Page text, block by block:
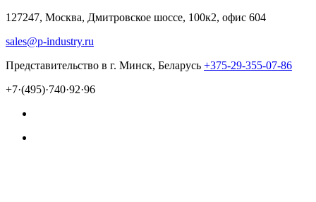
127247, Москва, Дмитровское шоссе, 100к2, офис 604
sales@p-industry.ru
Представительство в г. Минск, Беларусь +375-29-355-07-86
+7·(495)·740·92·96